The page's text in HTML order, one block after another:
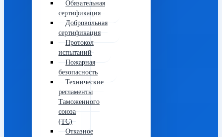
Обязательная
сертификация
Добровольная
сертификация
Протокол
испытаний
Пожарная
безопасность
Технические
регламенты
Таможенного
союза
(ТС)
Отказное